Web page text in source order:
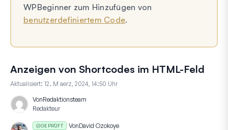
WPBeginner zum Hinzufügen von
benutzerdefiniertem Code.
Anzeigen von Shortcodes im HTML-Feld
Aktualisiert: 12. M aerz, 2024, 14:50 Uhr
VonRedaktionsteam
Redakteur
GEPRÜFT VonDavid Ozokoye